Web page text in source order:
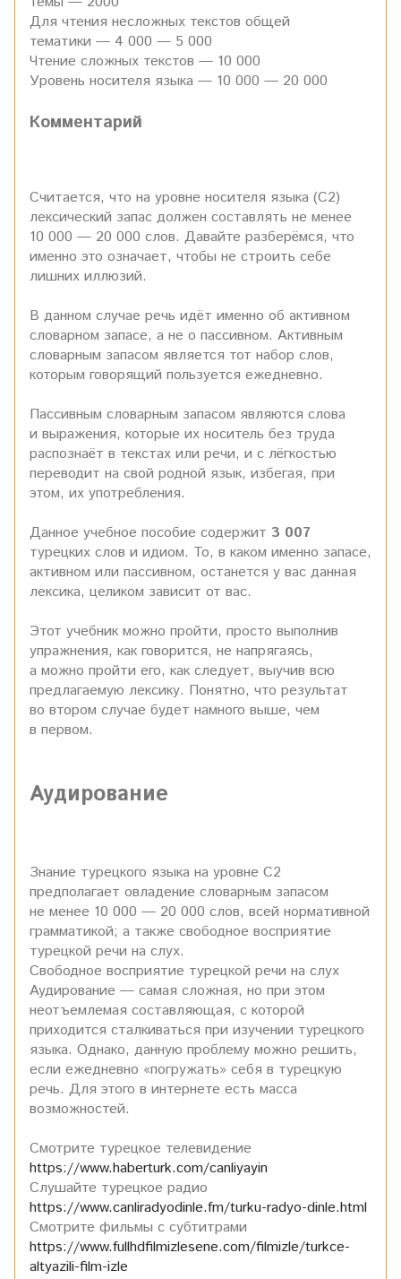
Для чтения несложных текстов общей
тематики — 4 000 — 5 000
Чтение сложных текстов — 10 000
Уровень носителя языка — 10 000 — 20 000
Комментарий
Считается, что на уровне носителя языка (С2)
лексический запас должен составлять не менее
10 000 — 20 000 слов. Давайте разберёмся, что
именно это означает, чтобы не строить себе
лишних иллюзий.
В данном случае речь идёт именно об активном
словарном запасе, а не о пассивном. Активным
словарным запасом является тот набор слов,
которым говорящий пользуется ежедневно.
Пассивным словарным запасом являются слова
и выражения, которые их носитель без труда
распознаёт в текстах или речи, и с лёгкостью
переводит на свой родной язык, избегая, при
этом, их употребления.
Данное учебное пособие содержит 3 007
турецких слов и идиом. То, в каком именно запасе,
активном или пассивном, останется у вас данная
лексика, целиком зависит от вас.
Этот учебник можно пройти, просто выполнив
упражнения, как говорится, не напрягаясь,
а можно пройти его, как следует, выучив всю
предлагаемую лексику. Понятно, что результат
во втором случае будет намного выше, чем
в первом.
Аудирование
Знание турецкого языка на уровне С2
предполагает овладение словарным запасом
не менее 10 000 — 20 000 слов, всей нормативной
грамматикой; а также свободное восприятие
турецкой речи на слух.
Свободное восприятие турецкой речи на слух
Аудирование — самая сложная, но при этом
неотъемлемая составляющая, с которой
приходится сталкиваться при изучении турецкого
языка. Однако, данную проблему можно решить,
если ежедневно «погружать» себя в турецкую
речь. Для этого в интернете есть масса
возможностей.
Смотрите турецкое телевидение
https://www.haberturk.com/canliyayin
Слушайте турецкое радио
https://www.canliradyodinle.fm/turku-radyo-dinle.html
Смотрите фильмы с субтитрами
https://www.fullhdfilmizlesene.com/filmizle/turkce-
altyazili-film-izle